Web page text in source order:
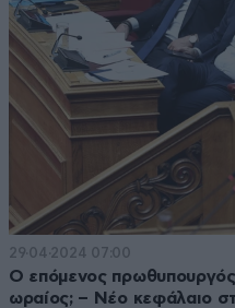
29·04·2024 07:00
Ο επόμενος πρωθυπουργός
ωραίος; – Νέο κεφάλαιο